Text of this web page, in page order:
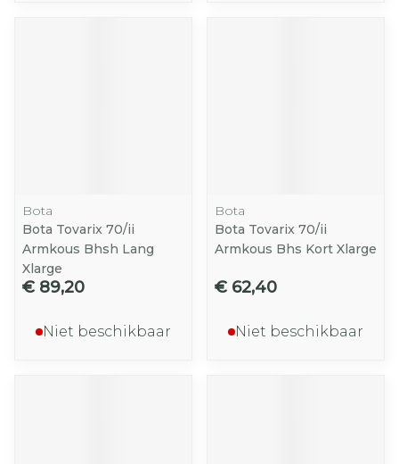
Bota
Bota Tovarix 70/ii
Armkous Bhsh Lang
Xlarge
€ 89,20
Niet beschikbaar
Bota
Bota Tovarix 70/ii
Armkous Bhs Kort Xlarge
€ 62,40
Niet beschikbaar